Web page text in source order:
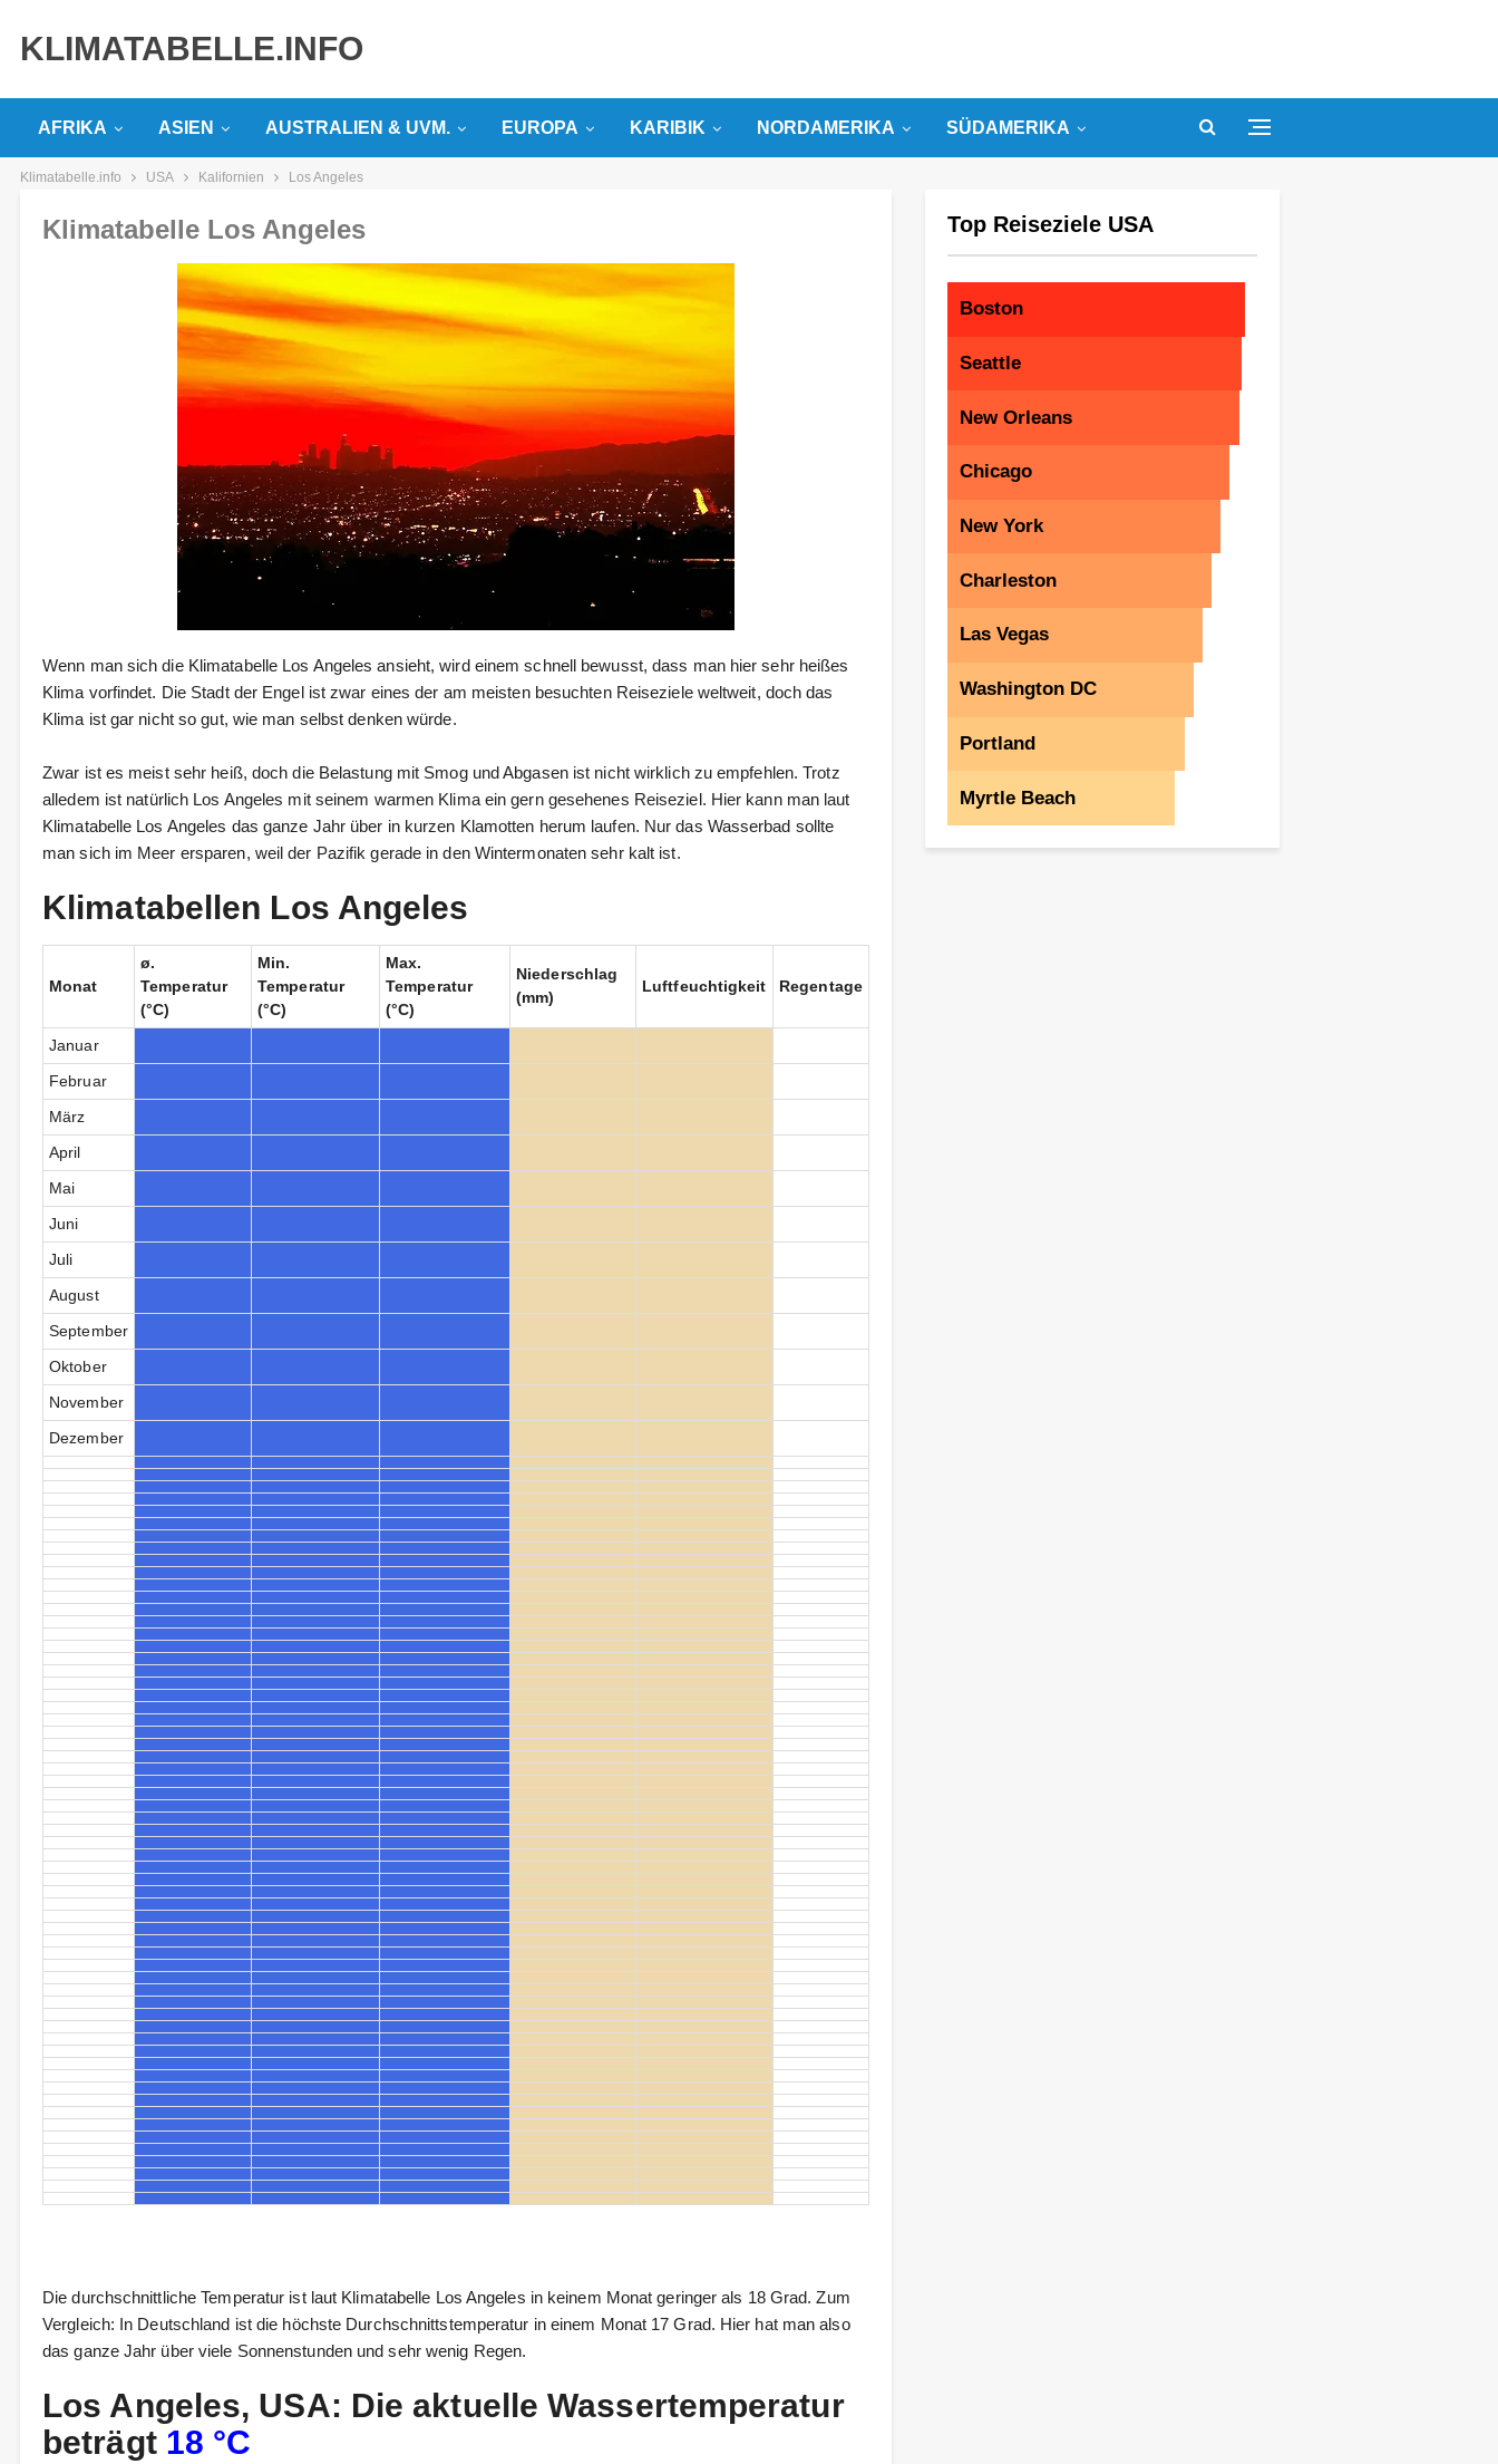
KLIMATABELLE.INFO
AFRIKA ASIEN AUSTRALIEN & UVM. EUROPA KARIBIK NORDAMERIKA SÜDAMERIKA
Klimatabelle.info USA Kalifornien Los Angeles
Klimatabelle Los Angeles
Wenn man sich die Klimatabelle Los Angeles ansieht, wird einem schnell bewusst, dass man hier sehr heißes
Klima vorfindet. Die Stadt der Engel ist zwar eines der am meisten besuchten Reiseziele weltweit, doch das
Klima ist gar nicht so gut, wie man selbst denken würde.
Zwar ist es meist sehr heiß, doch die Belastung mit Smog und Abgasen ist nicht wirklich zu empfehlen. Trotz
alledem ist natürlich Los Angeles mit seinem warmen Klima ein gern gesehenes Reiseziel. Hier kann man laut
Klimatabelle Los Angeles das ganze Jahr über in kurzen Klamotten herum laufen. Nur das Wasserbad sollte
man sich im Meer ersparen, weil der Pazifik gerade in den Wintermonaten sehr kalt ist.
Klimatabellen Los Angeles
Monat
ø.
Temperatur
(°C)
Min.
Temperatur
(°C)
Max.
Temperatur
(°C)
Niederschlag
(mm)
Luftfeuchtigkeit Regentage
Januar
Februar
März
April
Mai
Juni
Juli
August
September
Oktober
November
Dezember
Die durchschnittliche Temperatur ist laut Klimatabelle Los Angeles in keinem Monat geringer als 18 Grad. Zum
Vergleich: In Deutschland ist die höchste Durchschnittstemperatur in einem Monat 17 Grad. Hier hat man also
das ganze Jahr über viele Sonnenstunden und sehr wenig Regen.
Los Angeles, USA: Die aktuelle Wassertemperatur
beträgt 18 °C
Top Reiseziele USA
Boston
Seattle
New Orleans
Chicago
New York
Charleston
Las Vegas
Washington DC
Portland
Myrtle Beach